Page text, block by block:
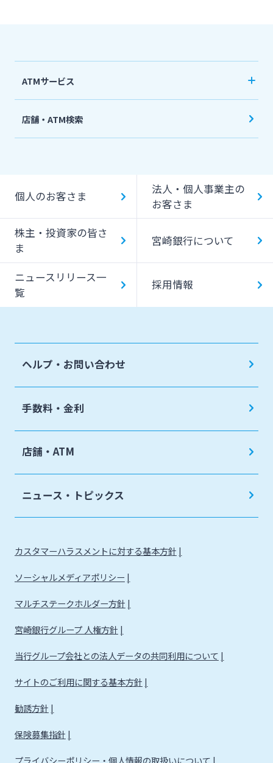
ATMサービス
機能一覧
キャッシング提携先
一日あたりのご利用限度額
ATM Operation Guide
店舗・ATM検索
個人のお客さま
法人・個人事業主の
お客さま
株主・投資家の皆さ
ま
宮崎銀行について
ニュースリリース一
覧
採用情報
ヘルプ・お問い合わせ
手数料・金利
店舗・ATM
ニュース・トピックス
カスタマーハラスメントに対する基本方針
ソーシャルメディアポリシー
マルチステークホルダー方針
宮崎銀行グループ 人権方針
当行グループ会社との法人データの共同利用について
サイトのご利用に関する基本方針
勧誘方針
保険募集指針